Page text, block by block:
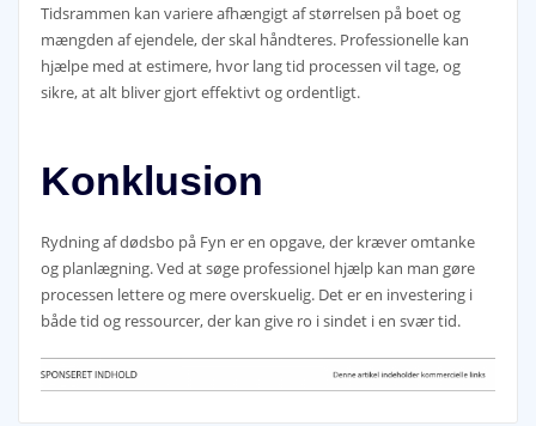
Tidsrammen kan variere afhængigt af størrelsen på boet og
mængden af ejendele, der skal håndteres. Professionelle kan
hjælpe med at estimere, hvor lang tid processen vil tage, og
sikre, at alt bliver gjort effektivt og ordentligt.
Konklusion
Rydning af dødsbo på Fyn er en opgave, der kræver omtanke
og planlægning. Ved at søge professionel hjælp kan man gøre
processen lettere og mere overskuelig. Det er en investering i
både tid og ressourcer, der kan give ro i sindet i en svær tid.